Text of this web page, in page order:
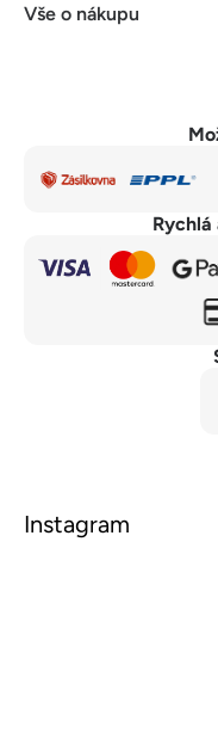
Vše o nákupu
Instagram